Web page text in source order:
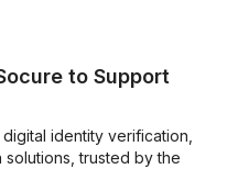
to Support
identity verification,
trusted by the